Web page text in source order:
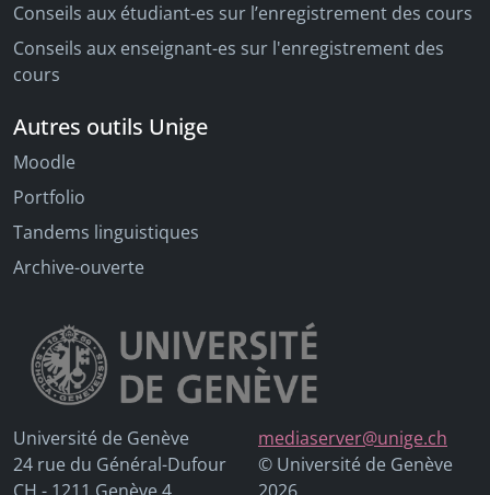
Conseils aux étudiant-es sur l’enregistrement des cours
Conseils aux enseignant-es sur l'enregistrement des
cours
Autres outils Unige
Moodle
Portfolio
Tandems linguistiques
Archive-ouverte
Université de Genève
24 rue du Général-Dufour
mediaserver@unige.ch
© Université de Genève